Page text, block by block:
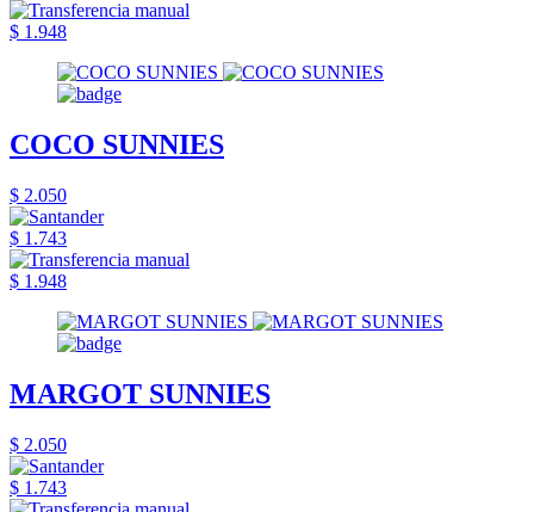
$ 1.948
COCO SUNNIES
$ 2.050
$ 1.743
$ 1.948
MARGOT SUNNIES
$ 2.050
$ 1.743